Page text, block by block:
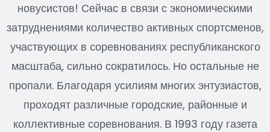
новусистов! Сейчас в связи с экономическими
затруднениями количество активных спортсменов,
участвующих в соревнованиях республиканского
масштаба, сильно сократилось. Но остальные не
пропали. Благодаря усилиям многих энтузиастов,
проходят различные городские, районные и
коллективные соревнования. В 1993 году газета